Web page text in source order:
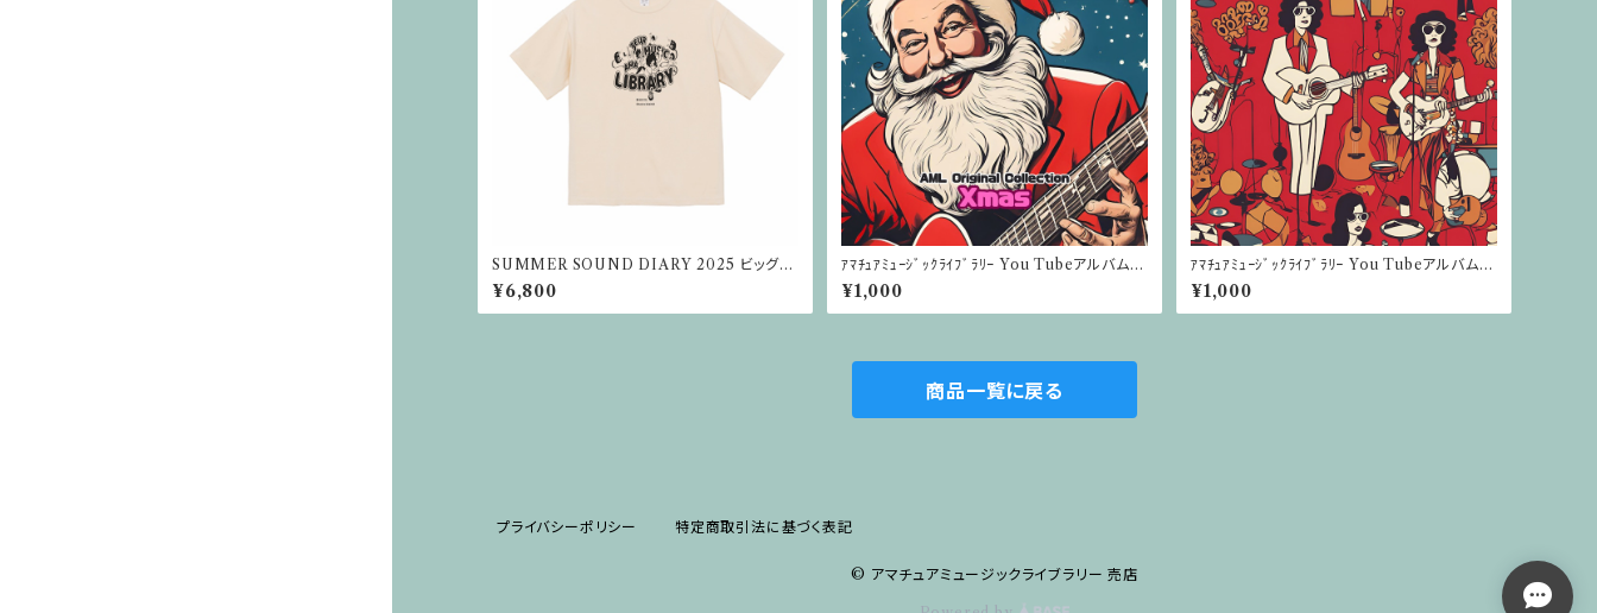
SUMMER SOUND DIARY 2025 ビッグシ
ルエットTシャツ 9.1オンス（ナチュラル）
¥6,800
ｱﾏﾁｭｱﾐｭｰｼﾞｯｸﾗｲﾌﾞﾗﾘｰ You Tubeアルバム C
D版【Xmas】
¥1,000
ｱﾏﾁｭｱﾐｭｰｼﾞｯｸﾗｲﾌﾞﾗﾘｰ You Tubeアルバム C
D版【Red】
¥1,000
商品一覧に戻る
プライバシーポリシー 特定商取引法に基づく表記
© アマチュアミュージックライブラリー 売店